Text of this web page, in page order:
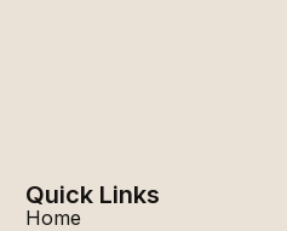
Quick Links
Home